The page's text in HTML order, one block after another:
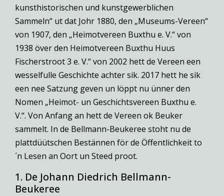
kunsthistorischen und kunstgewerblichen
Sammeln“ ut dat Johr 1880, den „Museums-Vereen“
von 1907, den „Heimotvereen Buxthu e. V.“ von
1938 över den Heimotvereen Buxthu Huus
Fischerstroot 3 e. V.“ von 2002 hett de Vereen een
wesselfulle Geschichte achter sik. 2017 hett he sik
een nee Satzung geven un löppt nu ünner den
Nomen „Heimot- un Geschichtsvereen Buxthu e.
V.“. Von Anfang an hett de Vereen ok Beuker
sammelt. In de Bellmann-Beukeree stoht nu de
plattdüütschen Bestännen för de Öffentlichkeit to
´n Lesen an Oort un Steed proot.
1. De Johann Diedrich Bellmann-
Beukeree